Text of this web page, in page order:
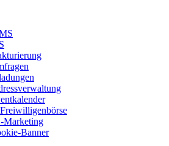
Marketing
Banner